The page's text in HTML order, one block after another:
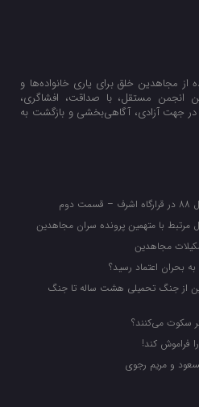
مجاهدین خلق برای یاری خانواده‌ها و
انجمن مستقل، با صداقت، افشاگری،
در جهت آزادی، آگاهی‌بخشی و بازگشت به
مرتبط با متهمین پرونده سران مجاهدین
مجاهدین
بحران اعتماد رسید؟
از جنگ تحمیلی هشت ساله تا جنگ
سکوت می‌کنند؟
فراموش کند!
و مریم رجوی